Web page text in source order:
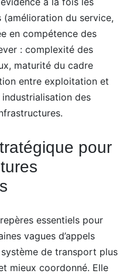
du service,
en compétence des
: complexité des
maturité du cadre
entre exploitation et
des
pour
essentiels pour
vagues d’appels
de transport plus
mieux coordonné. Elle